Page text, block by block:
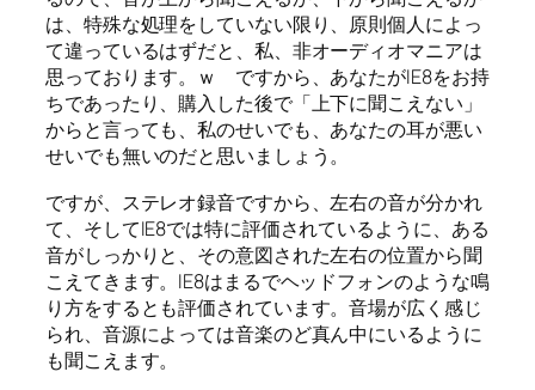
は、特殊な処理をしていない限り、原則個人によっ
て違っているはずだと、私、非オーディオマニアは
思っております。ｗ ですから、あなたがIE8をお持
ちであったり、購入した後で「上下に聞こえない」
からと言っても、私のせいでも、あなたの耳が悪い
せいでも無いのだと思いましょう。
ですが、ステレオ録音ですから、左右の音が分かれ
て、そしてIE8では特に評価されているように、ある
音がしっかりと、その意図された左右の位置から聞
こえてきます。IE8はまるでヘッドフォンのような鳴
り方をするとも評価されています。音場が広く感じ
られ、音源によっては音楽のど真ん中にいるように
も聞こえます。